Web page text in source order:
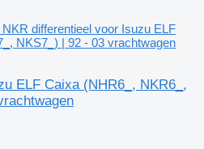
NKR differentieel voor Isuzu ELF
NKS7_) | 92 - 03 vrachtwagen
ELF Caixa (NHR6_, NKR6_,